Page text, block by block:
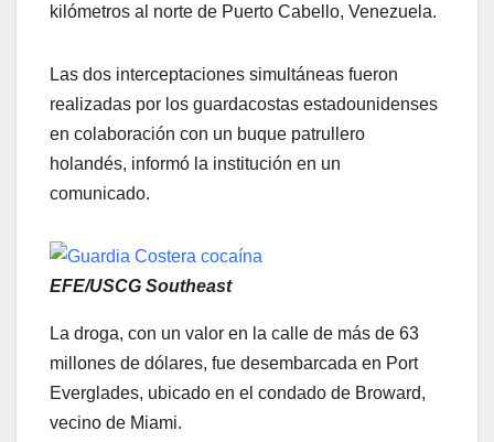
kilómetros al norte de Puerto Cabello, Venezuela.
Las dos interceptaciones simultáneas fueron
realizadas por los guardacostas estadounidenses
en colaboración con un buque patrullero
holandés, informó la institución en un
comunicado.
EFE/USCG Southeast
La droga, con un valor en la calle de más de 63
millones de dólares, fue desembarcada en Port
Everglades, ubicado en el condado de Broward,
vecino de Miami.